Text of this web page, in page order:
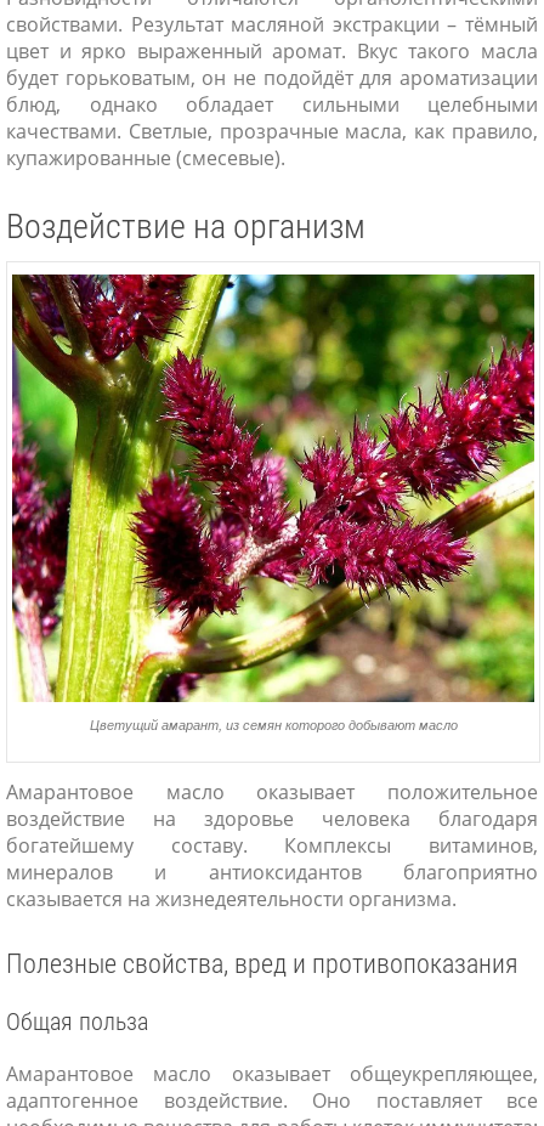
свойствами. Результат масляной экстракции – тёмный
цвет и ярко выраженный аромат. Вкус такого масла
будет горьковатым, он не подойдёт для ароматизации
блюд, однако обладает сильными целебными
качествами. Светлые, прозрачные масла, как правило,
купажированные (смесевые).
Воздействие на организм
Цветущий амарант, из семян которого добывают масло
Амарантовое масло оказывает положительное
воздействие на здоровье человека благодаря
богатейшему составу. Комплексы витаминов,
минералов и антиоксидантов благоприятно
сказывается на жизнедеятельности организма.
Полезные свойства, вред и противопоказания
Общая польза
Амарантовое масло оказывает общеукрепляющее,
адаптогенное воздействие. Оно поставляет все